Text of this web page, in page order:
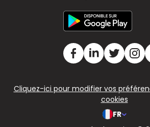
Cliquez-ici pour modifier vos
cookies
FR